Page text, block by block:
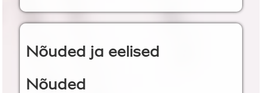
Nõuded ja eelised
Nõuded